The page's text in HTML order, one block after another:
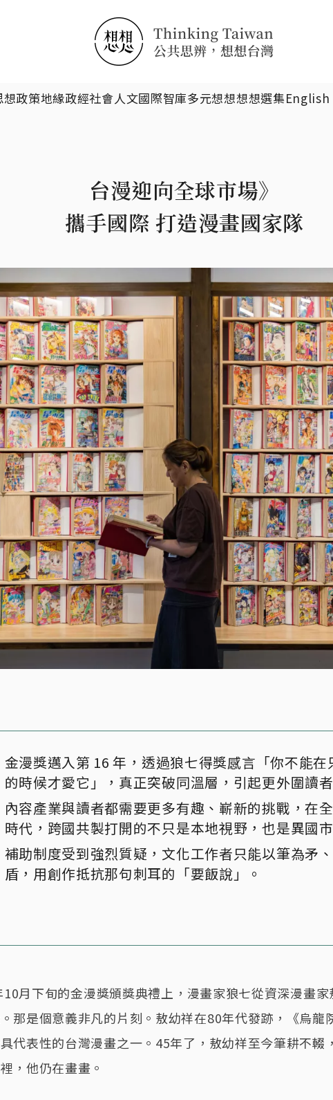
想政策地緣政經社會人文國際智庫多元想想想想選集
台漫迎向全球市場》
攜手國際 打造漫畫國家隊
金漫獎邁入第 16 年，透過狼七得獎感言「你不能在
的時候才愛它」，真正突破同溫層，引起更外圍讀
內容產業與讀者都需要更多有趣、嶄新的挑戰，在
時代，跨國共製打開的不只是本地視野，也是異國市
補助制度受到強烈質疑，文化工作者只能以筆為矛
盾，用創作抵抗那句刺耳的「要飯說」。
10月下旬的金漫獎頒獎典禮上，漫畫家狼七從資深漫畫家
那是個意義非凡的片刻。敖幼祥在80年代發跡，《烏龍
代表性的台灣漫畫之一。45年了，敖幼祥至今筆耕不輟
，他仍在畫畫。